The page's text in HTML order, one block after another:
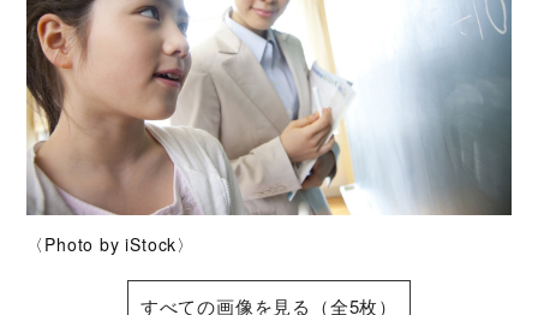
〈Photo by iStock〉
すべての画像を見る（全5枚）